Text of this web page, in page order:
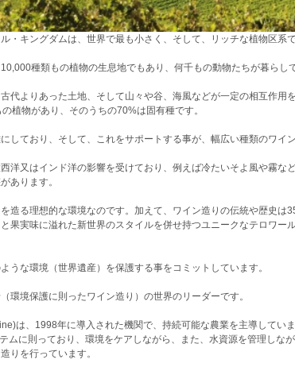
・キングダムは、世界で最も小さく、そして、リッチな植物区系で
種類もの植物の生息地でもあり、何千もの動物たちが暮らし
代よりあった土地、そして山々や谷、海風などが一定の相互作用
植物があり、そのうちの70%は固有種です。
しており、そして、これをサポートする事が、幅広い種類のワイ
洋又はインド洋の影響を受けており、例えば冷たいそよ風や霧な
あります。
造る理想的な環境なのです。加えて、ワイン造りの伝統や歴史は
果実味に溢れた新世界のスタイルを併せ持つユニークなテロワー
うな環境（世界遺産）を保護する事をコミットしています。
環境保護に則ったワイン造り）の世界のリーダーです。
は、1998年に導入された機関で、持続可能な農業を主導してい
ムに則っており、環境をケアしながら、また、水資源を管理しな
りを行っています。